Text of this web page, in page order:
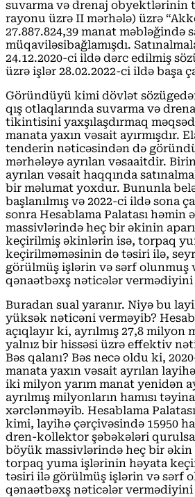
suvarma və drenaj obyektlərinin
rayonu üzrə II mərhələ) üzrə
27.887.824,39 manat məbləğində
müqaviləsibağlamışdı.
24.12.2020-ci ildə dərc edilmiş
üzrə işlər 28.02.2022-ci ildə başa
Göründüyü kimi dövlət
qış otlaqlarında suvarma və
tikintisini yaxşılaşdırmaq
manata yaxın vəsait ayırmışdır.
tenderin nəticəsindən də
mərhələyə ayrılan vəsaaitdir.
ayrılan vəsait haqqında
bir məlumat yoxdur. Bununla
başlanılmış və 2022-ci ildə sona
sonra Hesablama Palatası həmin
massivlərində heç bir əkinin
keçirilmiş əkinlərin isə, torpaq
keçirilməməsinin də təsiri ilə,
görülmüş işlərin və sərf olunmuş
qənaətbəxş nəticələr vermədiyini
Buradan sual yaranır. Niyə bu
yüksək nəticəni verməyib?
açıqlayır ki, ayrılmış 27,8 milyon
yalnız bir hissəsi üzrə effektiv
Bəs qalanı? Bəs necə oldu ki,
manata yaxın vəsait ayrılan
iki milyon yarım manat yenidən
ayrılmış milyonların hamısı
xərclənməyib. Hesablama
kimi, layihə çərçivəsində 15950
dren-kollektor şəbəkələri
böyük massivlərində heç bir əkin
torpaq yuma işlərinin həyata
təsiri ilə görülmüş işlərin və sərf
qənaətbəxş nəticələr